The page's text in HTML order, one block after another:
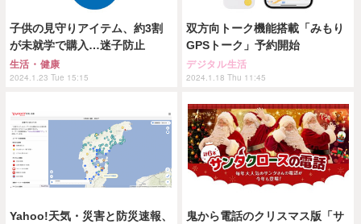
子供の見守りアイテム、約3割
が未就学で購入…迷子防止
生活・健康
2024.1.23 Tue 15:15
双方向トーク機能搭載「みもり
GPSトーク」予約開始
デジタル生活
2024.1.18 Thu 11:45
Yahoo!天気・災害と防災速報、
鬼から電話のクリスマス版「サ